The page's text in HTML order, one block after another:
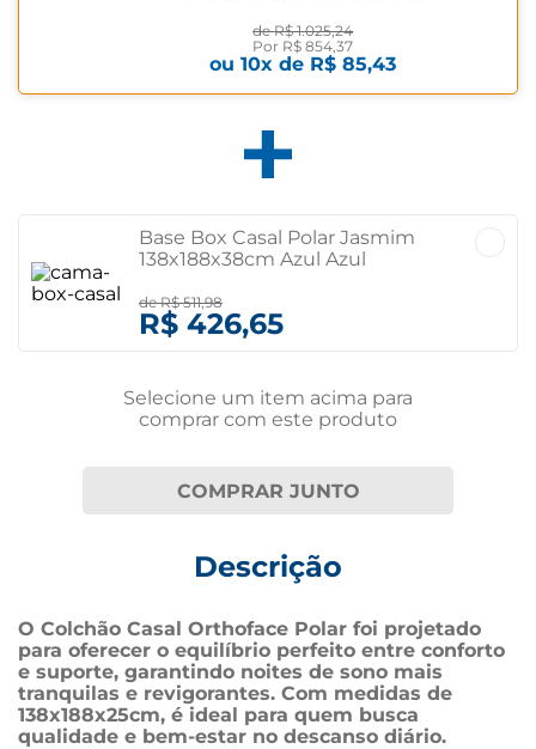
deR$ 1.025,24
Por R$ 854,37
ou10x de R$ 85,43
Base Box Casal Polar Jasmim
138x188x38cm Azul Azul
deR$ 511,98
R$ 426,65
Selecione um item acima para
comprar com este produto
COMPRAR JUNTO
Descrição
O Colchão Casal Orthoface Polar foi projetado
para oferecer o equilíbrio perfeito entre conforto
e suporte, garantindo noites de sono mais
tranquilas e revigorantes. Com medidas de
138x188x25cm, é ideal para quem busca
qualidade e bem-estar no descanso diário.